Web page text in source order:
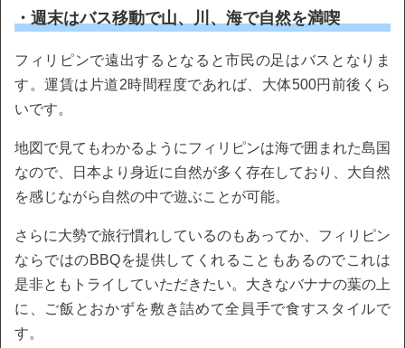
・週末はバス移動で山、川、海で自然を満喫
フィリピンで遠出するとなると市民の足はバスとなりま
す。運賃は片道2時間程度であれば、大体500円前後くら
いです。
地図で見てもわかるようにフィリピンは海で囲まれた島国
なので、日本より身近に自然が多く存在しており、大自然
を感じながら自然の中で遊ぶことが可能。
さらに大勢で旅行慣れしているのもあってか、フィリピン
ならではのBBQを提供してくれることもあるのでこれは
是非ともトライしていただきたい。大きなバナナの葉の上
に、ご飯とおかずを敷き詰めて全員手で食すスタイルで
す。